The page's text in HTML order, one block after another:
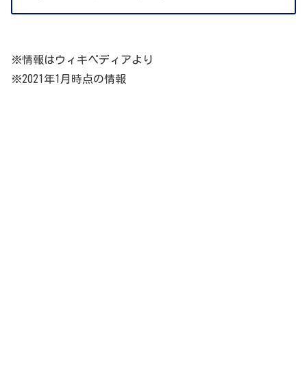
※情報はウィキペディアより
※2021年1月時点の情報